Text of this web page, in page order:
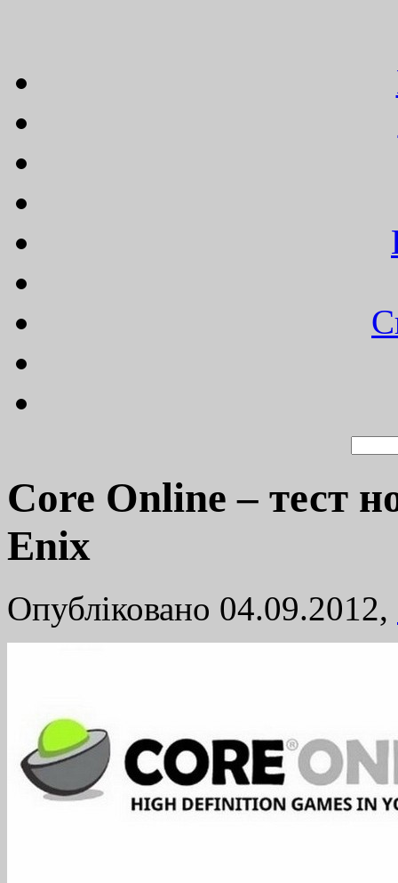
Core Online – тест
Enix
Опубліковано 04.09.2012,